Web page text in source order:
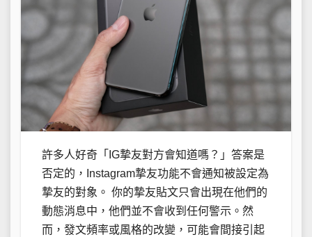
許多人好奇「IG摯友對方會知道嗎？」答案是
否定的，Instagram摯友功能不會通知被設定為
摯友的對象。 你的摯友貼文只會出現在他們的
動態消息中，他們並不會收到任何警示。然
而，發文頻率或風格的改變，可能會間接引起